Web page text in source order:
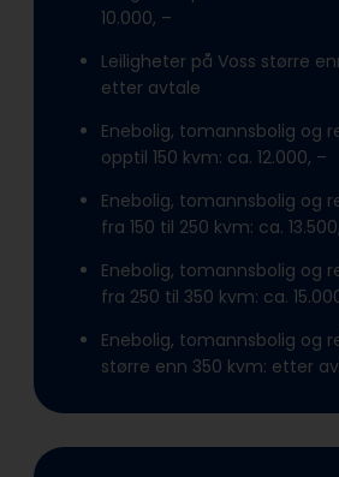
10.000, –
Leiligheter på Voss større
etter avtale
Enebolig, tomannsbolig og
opptil 150 kvm: ca. 12.000, –
Enebolig, tomannsbolig og
fra 150 til 250 kvm: ca.
Enebolig, tomannsbolig og
fra 250 til 350 kvm: ca.
Enebolig, tomannsbolig og
større enn 350 kvm: etter